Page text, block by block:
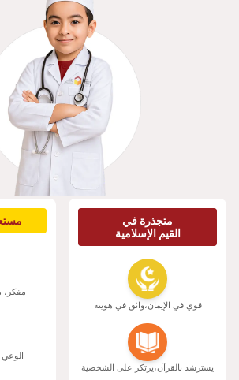
مفكر،
الوعي
متجذرة في
القيم الإسلامية
قوي في الإيمان،واثق في هويته
يسترشد بالقرآن،يرتكز على الشخصية